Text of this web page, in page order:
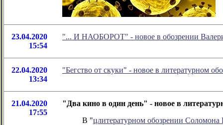
23.04.2020
15:54
"... И НАОБОРОТ" - новое в обозрении
22.04.2020
13:34
"Бегство от скуки" - новое в литературном
21.04.2020
17:55
"Два кино в один день" - новое в
В "цлитературном обозрении